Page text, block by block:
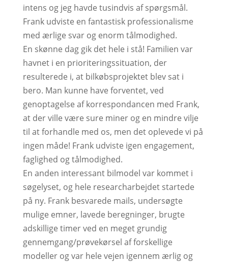
intens og jeg havde tusindvis af spørgsmål.
Frank udviste en fantastisk professionalisme
med ærlige svar og enorm tålmodighed.
En skønne dag gik det hele i stå! Familien var
havnet i en prioriteringssituation, der
resulterede i, at bilkøbsprojektet blev sat i
bero. Man kunne have forventet, ved
genoptagelse af korrespondancen med Frank,
at der ville være sure miner og en mindre vilje
til at forhandle med os, men det oplevede vi på
ingen måde! Frank udviste igen engagement,
faglighed og tålmodighed.
En anden interessant bilmodel var kommet i
søgelyset, og hele researcharbejdet startede
på ny. Frank besvarede mails, undersøgte
mulige emner, lavede beregninger, brugte
adskillige timer ved en meget grundig
gennemgang/prøvekørsel af forskellige
modeller og var hele vejen igennem ærlig og